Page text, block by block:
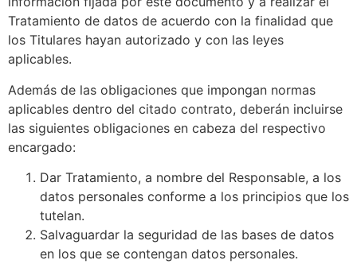
Tratamiento de datos de acuerdo con la finalidad que
los Titulares hayan autorizado y con las leyes
aplicables.
Además de las obligaciones que impongan normas
aplicables dentro del citado contrato, deberán incluirse
las siguientes obligaciones en cabeza del respectivo
encargado:
Dar Tratamiento, a nombre del Responsable, a los
datos personales conforme a los principios que los
tutelan.
Salvaguardar la seguridad de las bases de datos
en los que se contengan datos personales.